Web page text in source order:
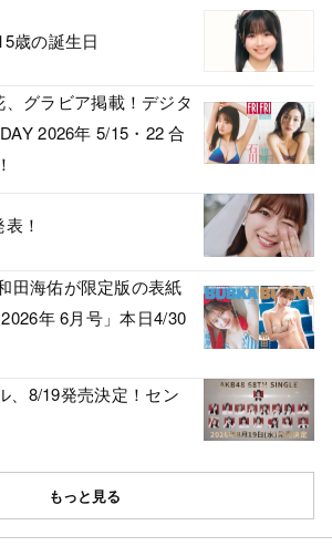
歳の誕生日
グラビア掲載！デジタ
2026年 5/15・22 合
！
田海佑が限定版の表紙
年 6月号」本日4/30
、8/19発売決定！セン
もっと見る